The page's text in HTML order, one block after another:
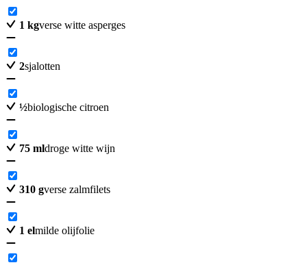
1 kgverse witte asperges
2sjalotten
½biologische citroen
75 mldroge witte wijn
310 gverse zalmfilets
1 elmilde olijfolie